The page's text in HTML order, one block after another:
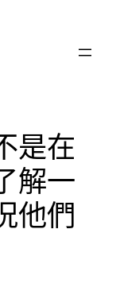
是在
解一
他們